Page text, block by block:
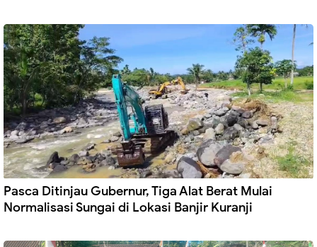
Pasca Ditinjau Gubernur, Tiga Alat Berat Mulai
Normalisasi Sungai di Lokasi Banjir Kuranji